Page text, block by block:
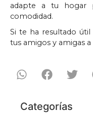
adapte a tu hogar
comodidad.
Si te ha resultado
tus amigos y amigas a
Categorías